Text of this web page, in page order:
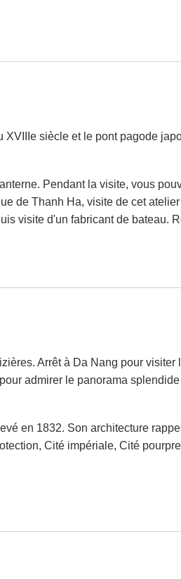
siècle et le pont pagode
Pendant la visite, vous
de Thanh Ha, visite de cet
visite d'un fabricant de bateau.
Arrêt à Da Nang pour visiter
admirer le panorama
en 1832. Son architecture
Cité impériale, Cité